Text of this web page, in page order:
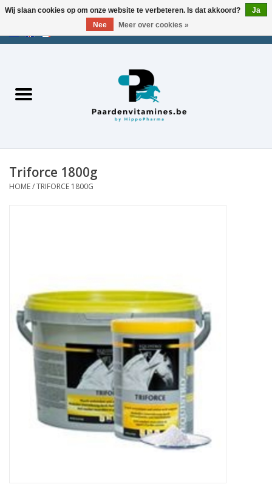
USD/CHF/
Zoek op merk
Huid en haar
Ademhaling
Voortplanting
Verzorging
Triforce 1800g
HOME/TRIFORCE 1800G
Wij slaan cookies op om onze website te verbeteren. Is dat akkoord?
Ja
Nee
Meer over cookies »